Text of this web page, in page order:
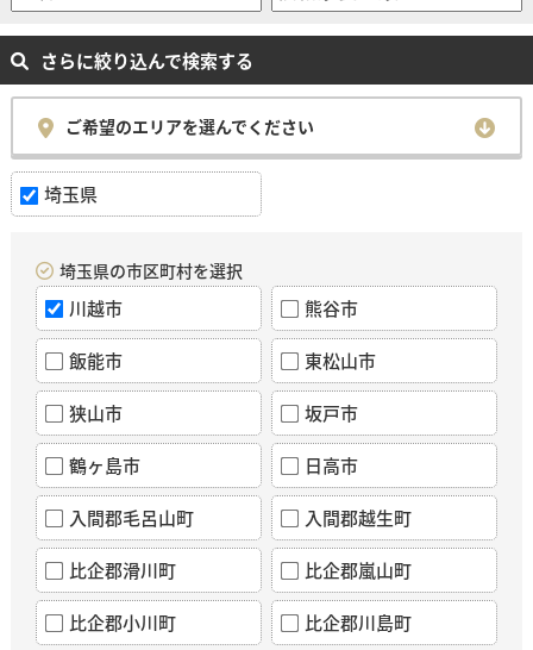
さらに絞り込んで検索する
ご希望のエリアを選んでください
埼玉県
埼玉県の市区町村を選択
川越市 熊谷市
飯能市 東松山市
狭山市 坂戸市
鶴ヶ島市 日高市
入間郡毛呂山町 入間郡越生町
比企郡滑川町 比企郡嵐山町
比企郡小川町 比企郡川島町